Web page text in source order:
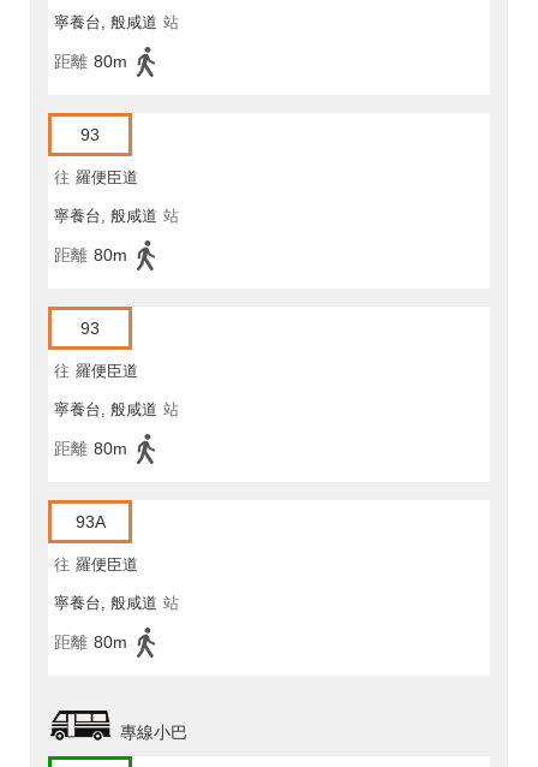
寧養台, 般咸道 站
距離 80m
93
往 羅便臣道
寧養台, 般咸道 站
距離 80m
93
往 羅便臣道
寧養台, 般咸道 站
距離 80m
93A
往 羅便臣道
寧養台, 般咸道 站
距離 80m
專線小巴